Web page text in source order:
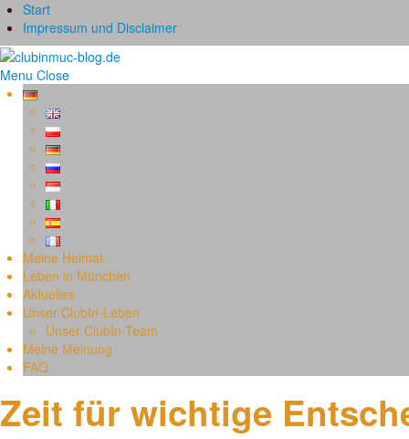
Start
Impressum und Disclaimer
Menu Close
Meine Heimat
Leben in München
Aktuelles
Unser ClubIn-Leben
Unser ClubIn-Team
Meine Meinung
FAQ
Zeit für wichtige